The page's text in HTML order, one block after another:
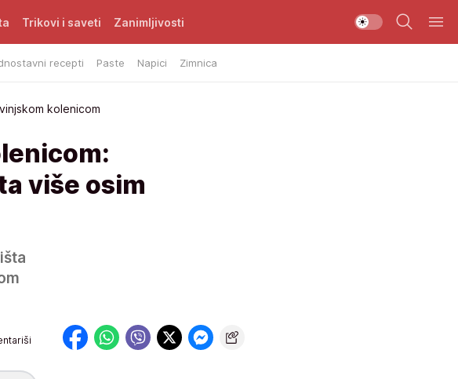
recepti Paste Napici Zimnica
Trikovi i saveti Zanimljivosti
kolenicom
više osim